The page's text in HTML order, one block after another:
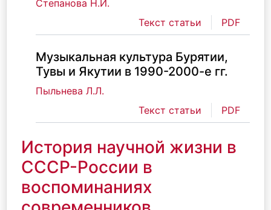
Степанова Н.И.
Текст статьи
PDF
Музыкальная культура Бурятии,
Тувы и Якутии в 1990-2000-е гг.
Пыльнева Л.Л.
Текст статьи
PDF
История научной жизни в
СССР-России в
воспоминаниях